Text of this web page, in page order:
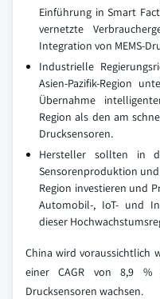
Einführung in Smart
vernetzte
Integration von MEMS-
Industrielle
Asien-Pazifik-Region
Übernahme
Region als den am
Drucksensoren.
Hersteller sollten in
Sensorenproduktion
Region investieren und
Automobil-, IoT- und
dieser
China wird voraussichtlich
einer CAGR von 8,9 %
Drucksensoren wachsen.